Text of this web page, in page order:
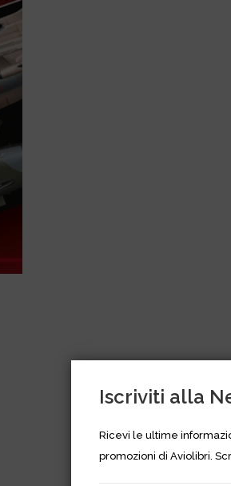
Iscriviti alla
Ricevi le ultime
promozioni di Aviolibri.